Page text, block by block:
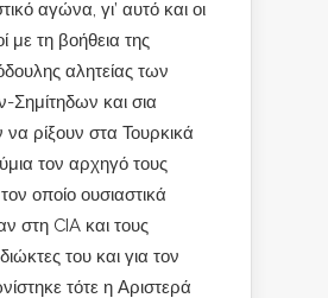
αγώνα, γι’ αυτό και οι
με τη βοήθεια της
αλητείας των
και σια
να ρίξουν στα Τουρκικά
τον αρχηγό τους
οποίο ουσιαστικά
στη CIA και τους
του και για τον
τότε η Αριστερά